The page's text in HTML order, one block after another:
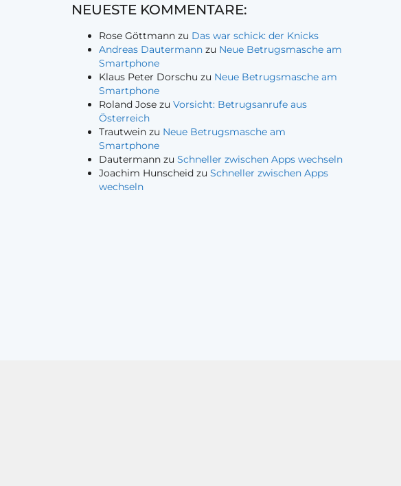
NEUESTE KOMMENTARE:
Rose Göttmann zu Das war schick: der Knicks
Andreas Dautermann zu Neue Betrugsmasche am
Smartphone
Klaus Peter Dorschu zu Neue Betrugsmasche am
Smartphone
Roland Jose zuVorsicht: Betrugsanrufe aus
Österreich
Trautwein zu Neue Betrugsmasche am
Smartphone
Dautermann zuSchneller zwischen Apps wechseln
Joachim Hunscheid zuSchneller zwischen Apps
wechseln